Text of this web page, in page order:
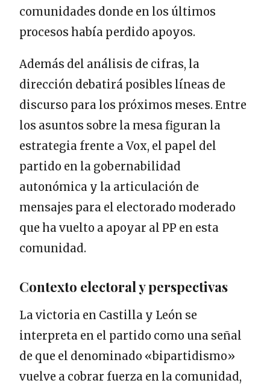
comunidades donde en los últimos
procesos había perdido apoyos.
Además del análisis de cifras, la
dirección debatirá posibles líneas de
discurso para los próximos meses. Entre
los asuntos sobre la mesa figuran la
estrategia frente a Vox, el papel del
partido en la gobernabilidad
autonómica y la articulación de
mensajes para el electorado moderado
que ha vuelto a apoyar al PP en esta
comunidad.
Contexto electoral y perspectivas
La victoria en Castilla y León se
interpreta en el partido como una señal
de que el denominado «bipartidismo»
vuelve a cobrar fuerza en la comunidad,